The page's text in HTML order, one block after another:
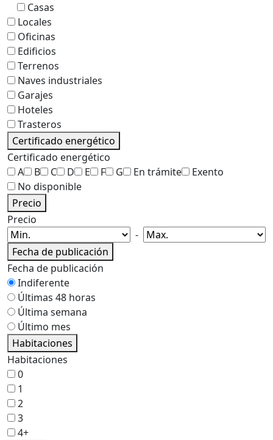
Casas
Locales
Oficinas
Edificios
Terrenos
Naves industriales
Garajes
Hoteles
Trasteros
Certificado energético
Certificado energético
A
B C D E F G En trámite
Exento
No disponible
Precio
Precio
-
Fecha de publicación
Fecha de publicación
Indiferente
Últimas 48 horas
Última semana
Último mes
Habitaciones
Habitaciones
0
1
2
3
4+